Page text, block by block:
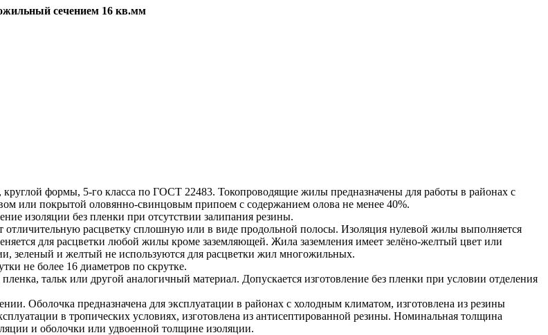
сечением 16 кв.мм
формы, 5-го класса по ГОСТ 22483. Токопроводящие жилы предназначены для работы в районах с
или покрытой оловянно-свинцовым припоем с содержанием олова не менее 40%.
изоляции без пленки при отсутствии залипания резины.
расцветку сплошную или в виде продольной полосы. Изоляция нулевой жилы выполняется
для расцветки любой жилы кроме заземляющей. Жила заземления имеет зелёно-желтый цвет или
зеленый и желтый не используются для расцветки жил многожильных.
не более 16 диаметров по скрутке.
тальк или другой аналогичный материал. Допускается изготовление без пленки при условии отделения
Оболочка предназначена для эксплуатации в районах с холодным климатом, изготовлена из резины
в тропических условиях, изготовлена из антисептированной резины. Номинальная толщина
и оболочки или удвоенной толщине изоляции.